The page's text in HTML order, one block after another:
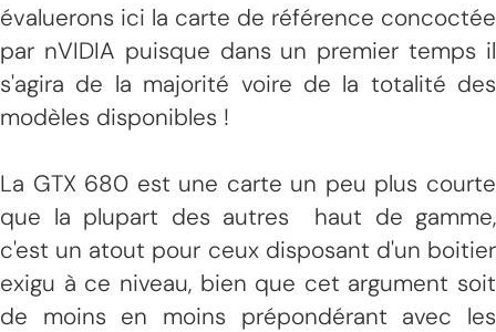
évaluerons ici la carte de référence concoctée
par nVIDIA puisque dans un premier temps il
s'agira de la majorité voire de la totalité des
modèles disponibles !
La GTX 680 est une carte un peu plus courte
que la plupart des autres haut de gamme,
c'est un atout pour ceux disposant d'un boitier
exigu à ce niveau, bien que cet argument soit
de moins en moins prépondérant avec les